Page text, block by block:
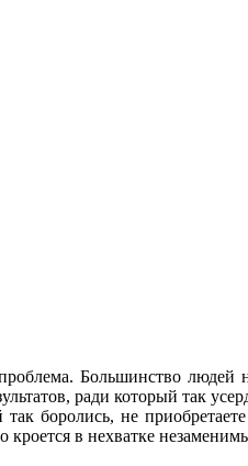
Большинство
ради который так
боролись, не
в нехватке